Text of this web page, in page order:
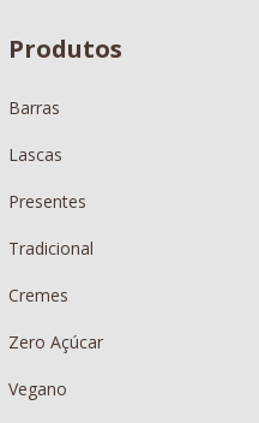
Produtos
Barras
Lascas
Presentes
Tradicional
Cremes
Zero Açúcar
Vegano